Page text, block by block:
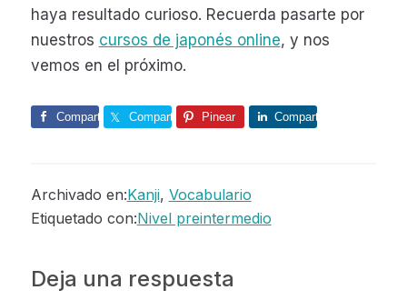
haya resultado curioso. Recuerda pasarte por
nuestros cursos de japonés online, y nos
vemos en el próximo.
Comparte Comparte Pinear Comparte
Archivado en:Kanji, Vocabulario
Etiquetado con:Nivel preintermedio
Interacciones
Deja una respuesta